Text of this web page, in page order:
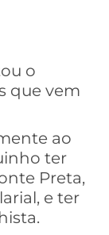
o
que vem
ao
ter
Preta,
e ter